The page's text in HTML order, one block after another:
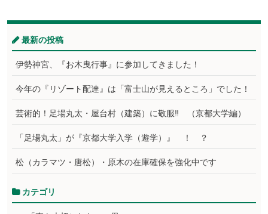
最新の投稿
伊勢神宮、『お木曳行事』に参加してきました！
今年の『リゾート配達』は「富士山が見えるところ」でした！
芸術的！足場丸太・屋台村（建築）に敬服‼ （京都大学編）
「足場丸太」が『京都大学入学（遊学）』 ！ ？
松（カラマツ・唐松）・原木の在庫確保を強化中です
カテゴリ